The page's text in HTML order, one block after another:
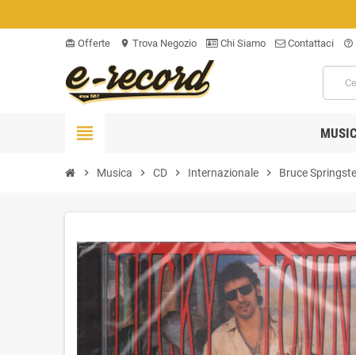
card_giftcard Offerte location_on Trova Negozio Chi Siamo Contattaci help_outline
view_headline
chevron_right Musica chevron_right CD chevron_right Internazionale chevron_right Bruce